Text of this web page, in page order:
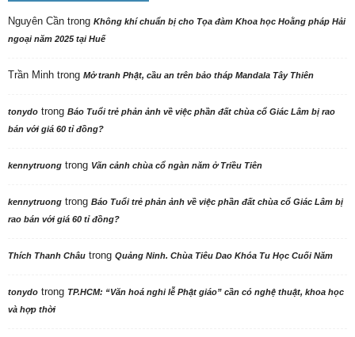
Nguyên Cần trong Không khí chuẩn bị cho Tọa đàm Khoa học Hoằng pháp Hải
ngoại năm 2025 tại Huế
Trần Minh trong Mở tranh Phật, cầu an trên bảo tháp Mandala Tây Thiên
tonydo trong Báo Tuổi trẻ phản ảnh về việc phần đất chùa cổ Giác Lâm bị rao
bán với giá 60 tỉ đồng?
kennytruong trong Vãn cảnh chùa cổ ngàn năm ở Triều Tiên
kennytruong trong Báo Tuổi trẻ phản ảnh về việc phần đất chùa cổ Giác Lâm bị
rao bán với giá 60 tỉ đồng?
Thích Thanh Châu trong Quảng Ninh. Chùa Tiêu Dao Khóa Tu Học Cuối Năm
tonydo trong TP.HCM: “Văn hoá nghi lễ Phật giáo” cần có nghệ thuật, khoa học
và hợp thời